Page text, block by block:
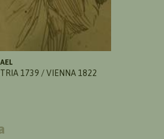
1739 / VIENNA 1822